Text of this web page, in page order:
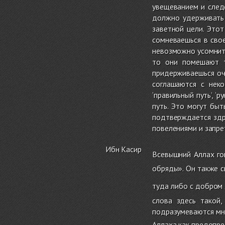
увещеванием и
должно
заветной цели.
сомневаешься в
невозможно
то они помешают
придерживаешься
соглашаются с
‘правильный путь’,
путь. Это могут
подтверждается
повелениями и
Ибн Касир
Всевышний Аллах
обряды». Он также
туда либо с
слова здесь
подразумеваются